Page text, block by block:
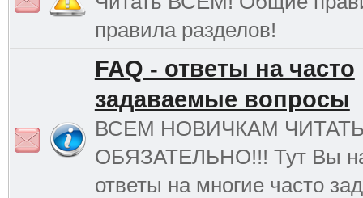
правила разделов!
FAQ - ответы на часто
задаваемые вопросы
ВСЕМ НОВИЧКАМ
ОБЯЗАТЕЛЬНО!!! Тут Вы
ответы на многие часто